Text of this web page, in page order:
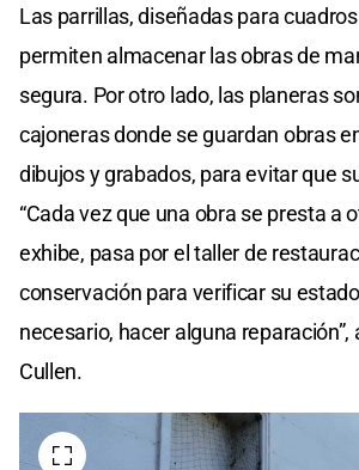
Las parrillas, diseñadas para
permiten almacenar las obras de
segura. Por otro lado, las planeras
cajoneras donde se guardan obras
dibujos y grabados, para evitar que
“Cada vez que una obra se presta a
exhibe, pasa por el taller de
conservación para verificar su
necesario, hacer alguna reparación”,
Cullen.